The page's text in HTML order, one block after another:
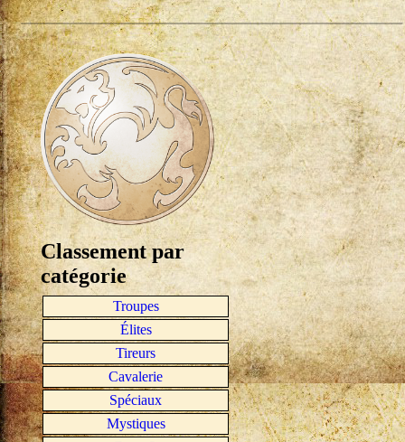
Classement par
catégorie
Troupes
Élites
Tireurs
Cavalerie
Spéciaux
Mystiques